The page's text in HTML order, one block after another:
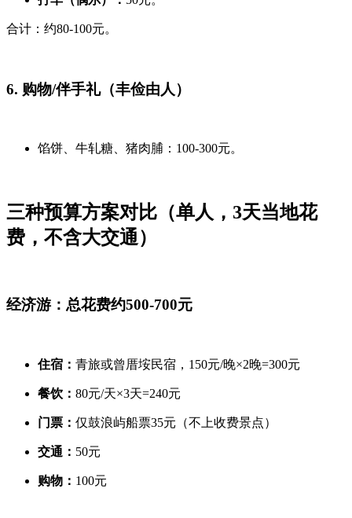
合计：约80-100元。
6. 购物/伴手礼（丰俭由人）
馅饼、牛轧糖、猪肉脯：100-300元。
三种预算方案对比（单人，3天当地花
费，不含大交通）
经济游：总花费约500-700元
住宿： 青旅或曾厝垵民宿，150元/晚×2晚=300元
餐饮： 80元/天×3天=240元
门票： 仅鼓浪屿船票35元（不上收费景点）
交通： 50元
购物： 100元